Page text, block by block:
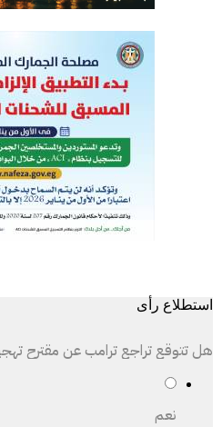
استطلاع رأى
هل تتوقع تراجع ترامب عن مقترح
نعم